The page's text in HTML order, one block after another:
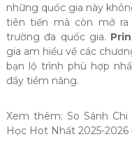
những quốc gia này
tiên tiến mà còn mở
trường đa quốc gia.
gia am hiểu về các
bạn lộ trình phù hợp
đầy tiềm năng.
Xem thêm: So Sánh
Học Hot Nhất 2025-2026